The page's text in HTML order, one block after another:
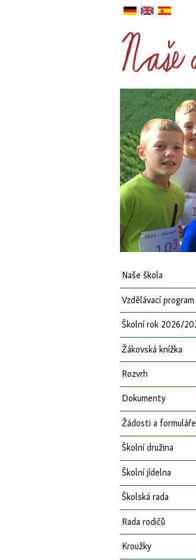
DE ANJ ESP
Naše škola
Vzdělávací program
Školní rok 2026/
Žákovská knížka
Rozvrh
Dokumenty
Žádosti a formuláře
Školní družina
Školní jídelna
Školská rada
Rada rodičů
Kroužky